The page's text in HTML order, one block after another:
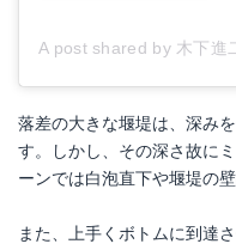
A post shared by 木下進
落差の大きな堰堤は、深み
す。しかし、その深さ故に
ーンでは白泡直下や堰堤の
また、上手くボトムに到達